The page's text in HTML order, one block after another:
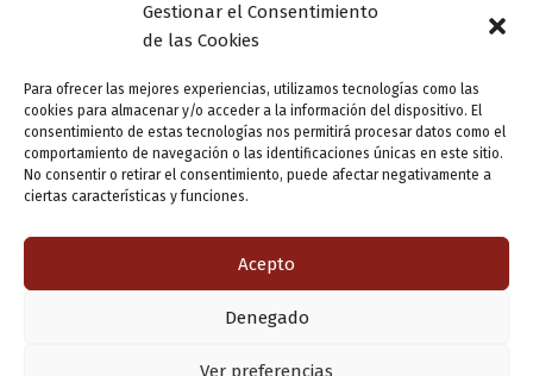
Gestionar el Consentimiento
de las Cookies
Para ofrecer las mejores experiencias, utilizamos tecnologías como las
cookies para almacenar y/o acceder a la información del dispositivo. El
consentimiento de estas tecnologías nos permitirá procesar datos como el
comportamiento de navegación o las identificaciones únicas en este sitio.
No consentir o retirar el consentimiento, puede afectar negativamente a
ciertas características y funciones.
Acepto
Denegado
Ver preferencias
Casa de Zorrilla conmemorarán el 168
aniversario del estreno de Don Juan
Tenorio
Deja un comentario / Actualidad / Por VLLensutinta
Actualidad / Por
Copyright © 2026 Valladolid en su titna